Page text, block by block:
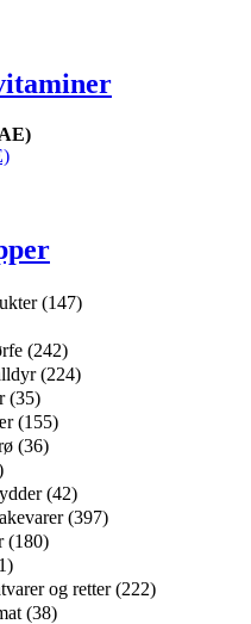
(147)
(242)
(224)
(35)
(155)
(36)
(42)
(397)
(180)
og retter (222)
(38)